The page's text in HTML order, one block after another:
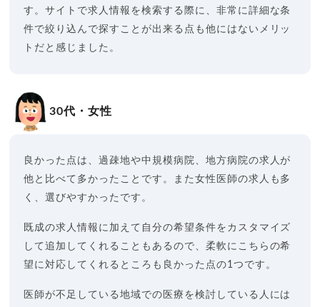
す。サイトで求人情報を検索する際に、非常に詳細な条
件で絞り込んで探すことが出来る点も他にはないメリッ
トだと感じました。
30代・女性
良かった点は、過疎地や中規模病院、地方病院の求人が
他と比べて多かったことです。また女性医師の求人も多
く、選びやすかったです。
既成の求人情報に加えて自分の希望条件をカスタマイズ
して追加してくれることもあるので、柔軟にこちらの希
望に対応してくれるところも良かった点の1つです。
医師が不足している地域での医療を検討している人には